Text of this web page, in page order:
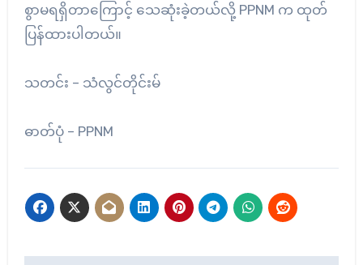
စွာမရရှိတာကြောင့် သေဆုံးခဲ့တယ်လို့ PPNM က ထုတ်
ပြန်ထားပါတယ်။
သတင်း – သံလွင်တိုင်းမ်
ဓာတ်ပုံ – PPNM